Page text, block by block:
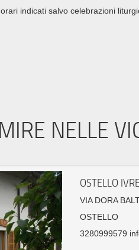
indicati salvo celebrazioni
NELLE
OSTELLO
VIA DORA
OSTELLO
3280999579